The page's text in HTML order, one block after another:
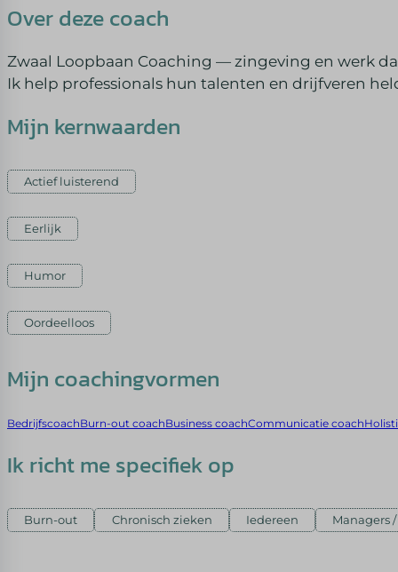
Over deze coach
Zwaal Loopbaan Coaching — zingeving en werk
Ik help professionals hun talenten en drijfveren
Mijn kernwaarden
Actief luisterend
Eerlijk
Humor
Oordeelloos
Mijn coachingvormen
BedrijfscoachBurn-out coachBusiness coachCommunicatie coach
Ik richt me specifiek op
Burn-out Chronisch zieken Iedereen Managers